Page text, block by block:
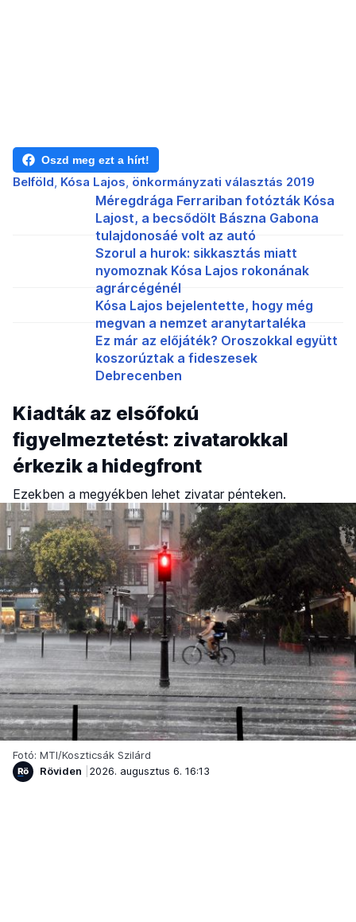
Oszd meg ezt a hírt!
Belföld Kósa Lajos önkormányzati választás 2019
Méregdrága Ferrariban fotózták Kósa
Lajost, a becsődölt Bászna Gabona
tulajdonosáé volt az autó
Szorul a hurok: sikkasztás miatt
nyomoznak Kósa Lajos rokonának
agrárcégénél
Kósa Lajos bejelentette, hogy még
megvan a nemzet aranytartaléka
Ez már az előjáték? Oroszokkal együtt
koszorúztak a fideszesek
Debrecenben
Kiadták az elsőfokú
figyelmeztetést: zivatarokkal
érkezik a hidegfront
Ezekben a megyékben lehet zivatar pénteken.
Fotó: MTI/Koszticsák Szilárd
Röviden
2026. augusztus 6. 16:13